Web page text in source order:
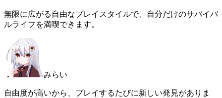
無限に広がる自由なプレイスタイルで、自分だけのサバイバ
ルライフを満喫できます。
みらい
自由度が高いから、プレイするたびに新しい発見がありま